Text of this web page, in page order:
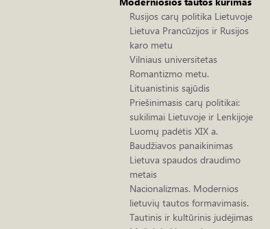
Rusijos carų politika Lietuvoje
Lietuva Prancūzijos ir Rusijos
karo metu
Vilniaus universitetas
Romantizmo metu.
Lituanistinis sąjūdis
Priešinimasis carų politikai:
sukilimai Lietuvoje ir Lenkijoje
Luomų padėtis XIX a.
Baudžiavos panaikinimas
Lietuva spaudos draudimo
metais
Nacionalizmas. Modernios
lietuvių tautos formavimasis.
Tautinis ir kultūrinis judėjimas